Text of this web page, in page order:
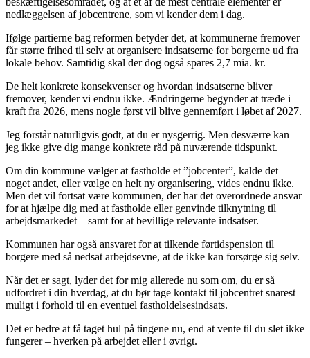
nedlæggelsen af jobcentrene, som vi kender dem i dag.
Ifølge partierne bag reformen betyder det, at kommunerne fremover
får større frihed til selv at organisere indsatserne for borgerne ud fra
lokale behov. Samtidig skal der dog også spares 2,7 mia. kr.
De helt konkrete konsekvenser og hvordan indsatserne bliver
fremover, kender vi endnu ikke. Ændringerne begynder at træde i
kraft fra 2026, mens nogle først vil blive gennemført i løbet af 2027.
Jeg forstår naturligvis godt, at du er nysgerrig. Men desværre kan
jeg ikke give dig mange konkrete råd på nuværende tidspunkt.
Om din kommune vælger at fastholde et ”jobcenter”, kalde det
noget andet, eller vælge en helt ny organisering, vides endnu ikke.
Men det vil fortsat være kommunen, der har det overordnede ansvar
for at hjælpe dig med at fastholde eller genvinde tilknytning til
arbejdsmarkedet – samt for at bevillige relevante indsatser.
Kommunen har også ansvaret for at tilkende førtidspension til
borgere med så nedsat arbejdsevne, at de ikke kan forsørge sig selv.
Når det er sagt, lyder det for mig allerede nu som om, du er så
udfordret i din hverdag, at du bør tage kontakt til jobcentret snarest
muligt i forhold til en eventuel fastholdelsesindsats.
Det er bedre at få taget hul på tingene nu, end at vente til du slet ikke
fungerer – hverken på arbejdet eller i øvrigt.